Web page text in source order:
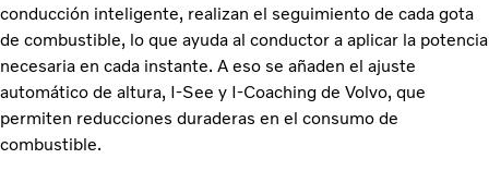
conducción inteligente, realizan el seguimiento de cada gota
de combustible, lo que ayuda al conductor a aplicar la potencia
necesaria en cada instante. A eso se añaden el ajuste
automático de altura, I-See y I-Coaching de Volvo, que
permiten reducciones duraderas en el consumo de
combustible.